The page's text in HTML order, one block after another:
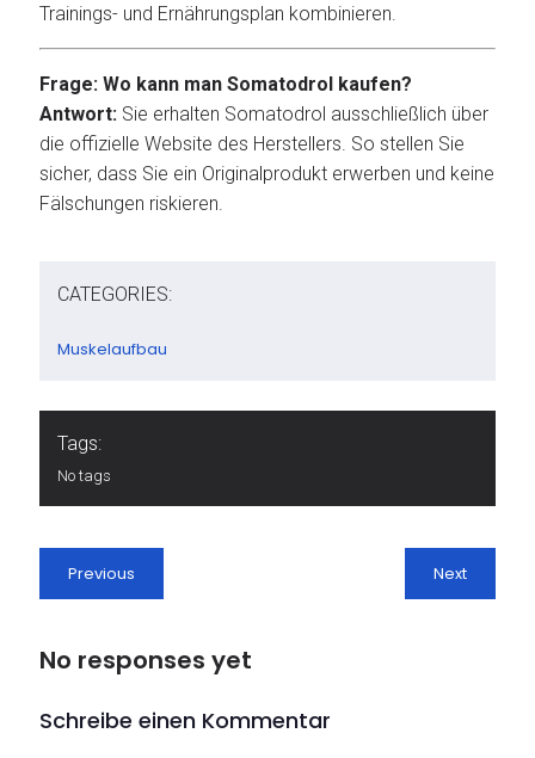
Trainings- und Ernährungsplan kombinieren.
Frage: Wo kann man Somatodrol kaufen?
Antwort: Sie erhalten Somatodrol ausschließlich über
die offizielle Website des Herstellers. So stellen Sie
sicher, dass Sie ein Originalprodukt erwerben und keine
Fälschungen riskieren.
CATEGORIES:
Muskelaufbau
Tags:
No tags
Previous Next
No responses yet
Schreibe einen Kommentar